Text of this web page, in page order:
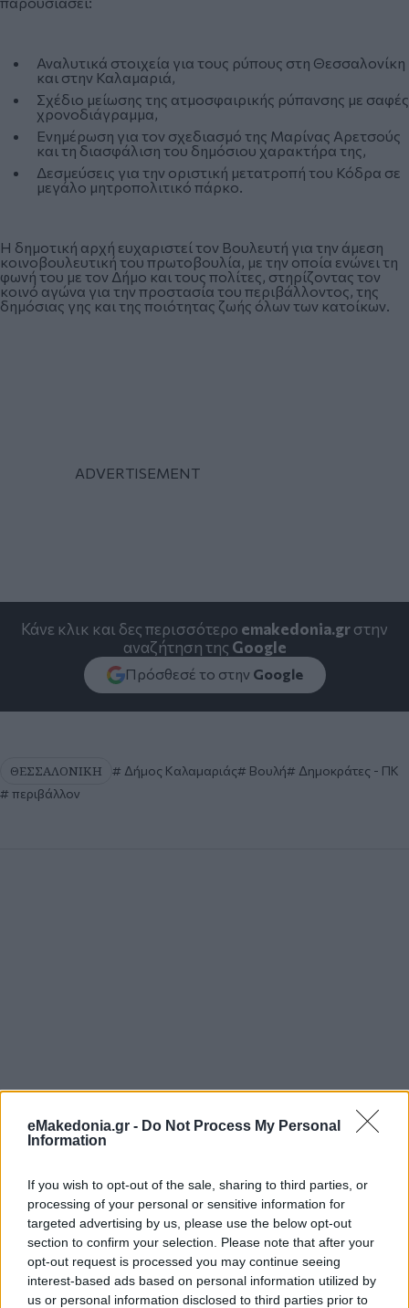
eMakedonia.gr - Do Not Process My Personal
Information
If you wish to opt-out of the sale, sharing to third parties, or
processing of your personal or sensitive information for
targeted advertising by us, please use the below opt-out
section to confirm your selection. Please note that after your
opt-out request is processed you may continue seeing
interest-based ads based on personal information utilized by
us or personal information disclosed to third parties prior to
Αναλυτικά στοιχεία για τους ρύπους στη Θεσσαλονίκη
και στην Καλαμαριά,
Σχέδιο μείωσης της ατμοσφαιρικής ρύπανσης με σαφές
χρονοδιάγραμμα,
Ενημέρωση για τον σχεδιασμό της Μαρίνας Αρετσούς
και τη διασφάλιση του δημόσιου χαρακτήρα της,
Δεσμεύσεις για την οριστική μετατροπή του Κόδρα σε
μεγάλο μητροπολιτικό πάρκο.
Η δημοτική αρχή ευχαριστεί τον Βουλευτή για την άμεση
κοινοβουλευτική του πρωτοβουλία, με την οποία ενώνει τη
φωνή του με τον Δήμο και τους πολίτες, στηρίζοντας τον
κοινό αγώνα για την προστασία του περιβάλλοντος, της
δημόσιας γης και της ποιότητας ζωής όλων των κατοίκων.
Κάνε κλικ και δες περισσότερο emakedonia.grστην
αναζήτηση της Google
Πρόσθεσέ το στην Google
ΘΕΣΣΑΛΟΝΙΚΗ Δήμος Καλαμαριάς Βουλή
Δημοκράτες - ΠΚ
περιβάλλον